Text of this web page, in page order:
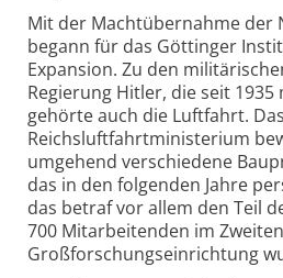
Mit der Machtübernahme der
begann für das Göttinger
Expansion. Zu den
Regierung Hitler, die seit
gehörte auch die Luftfahrt. Das
Reichsluftfahrtministerium
umgehend verschiedene
das in den folgenden Jahre
das betraf vor allem den Teil
700 Mitarbeitenden im
Großforschungseinrichtung